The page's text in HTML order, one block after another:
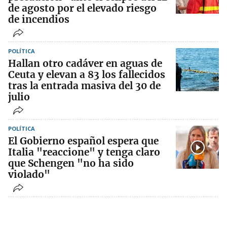
de agosto por el elevado riesgo
de incendios
POLÍTICA
Hallan otro cadáver en aguas de
Ceuta y elevan a 83 los fallecidos
tras la entrada masiva del 30 de
julio
POLÍTICA
El Gobierno español espera que
Italia "reaccione" y tenga claro
que Schengen "no ha sido
violado"